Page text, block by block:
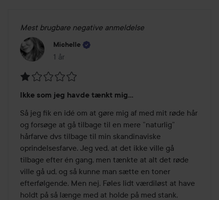
Mest brugbare negative anmeldelse
Michelle
1 år
Posten blev oprettet 1 år
1
ud
af
5
Ikke som jeg havde tænkt mig…
Så jeg fik en idé om at gøre mig af med mit røde hår
og forsøge at gå tilbage til en mere ”naturlig”
hårfarve dvs tilbage til min skandinaviske
oprindelsesfarve. Jeg ved, at det ikke ville gå
tilbage efter én gang, men tænkte at alt det røde
ville gå ud, og så kunne man sætte en toner
efterfølgende. Men nej. Føles lidt værdiløst at have
holdt på så længe med at holde på med stank,